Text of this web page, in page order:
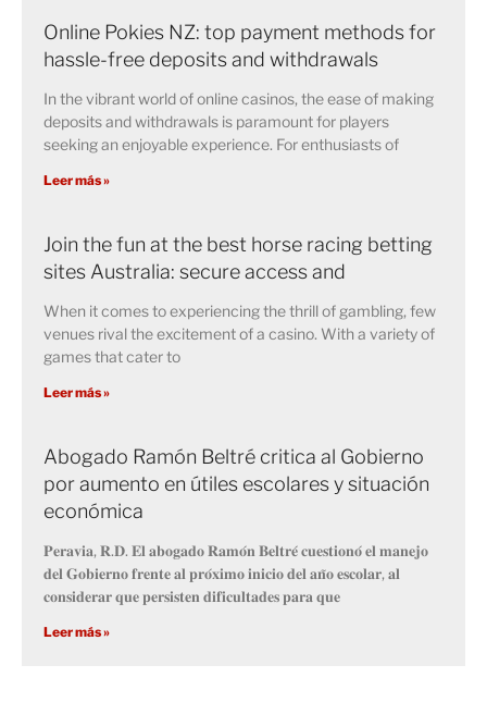
Online Pokies NZ: top payment methods for
hassle-free deposits and withdrawals
In the vibrant world of online casinos, the ease of making
deposits and withdrawals is paramount for players
seeking an enjoyable experience. For enthusiasts of
Leer más »
Join the fun at the best horse racing betting
sites Australia: secure access and
When it comes to experiencing the thrill of gambling, few
venues rival the excitement of a casino. With a variety of
games that cater to
Leer más »
Abogado Ramón Beltré critica al Gobierno
por aumento en útiles escolares y situación
económica
𝐏𝐞𝐫𝐚𝐯𝐢𝐚, 𝐑.𝐃. 𝐄𝐥 𝐚𝐛𝐨𝐠𝐚𝐝𝐨 𝐑𝐚𝐦𝐨́𝐧 𝐁𝐞𝐥𝐭𝐫𝐞́ 𝐜𝐮𝐞𝐬𝐭𝐢𝐨𝐧𝐨́ 𝐞𝐥 𝐦𝐚𝐧𝐞𝐣𝐨
𝐝𝐞𝐥 𝐆𝐨𝐛𝐢𝐞𝐫𝐧𝐨 𝐟𝐫𝐞𝐧𝐭𝐞 𝐚𝐥 𝐩𝐫𝐨́𝐱𝐢𝐦𝐨 𝐢𝐧𝐢𝐜𝐢𝐨 𝐝𝐞𝐥 𝐚𝐧̃𝐨 𝐞𝐬𝐜𝐨𝐥𝐚𝐫, 𝐚𝐥
𝐜𝐨𝐧𝐬𝐢𝐝𝐞𝐫𝐚𝐫 𝐪𝐮𝐞 𝐩𝐞𝐫𝐬𝐢𝐬𝐭𝐞𝐧 𝐝𝐢𝐟𝐢𝐜𝐮𝐥𝐭𝐚𝐝𝐞𝐬 𝐩𝐚𝐫𝐚 𝐪𝐮𝐞
Leer más »